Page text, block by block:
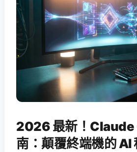
2026 最新！Claude
南：顛覆終端機的 AI